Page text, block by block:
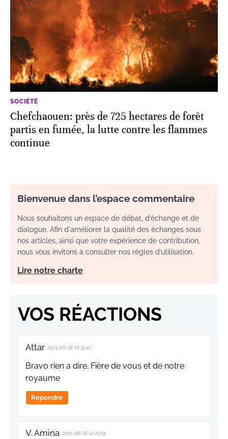
SOCIÉTÉ
Chefchaouen: près de 725 hectares de forêt
partis en fumée, la lutte contre les flammes
continue
Bienvenue dans l’espace commentaire
Nous souhaitons un espace de débat, d’échange et de
dialogue. Afin d'améliorer la qualité des échanges sous
nos articles, ainsi que votre expérience de contribution,
nous vous invitons à consulter nos règles d’utilisation.
Lire notre charte
VOS RÉACTIONS
Attar 2021-08-18 18:31:47
Bravo rien a dire. Fière de vous et de notre
royaume
Répondre
V. Amina 2021-08-18 12:29:51